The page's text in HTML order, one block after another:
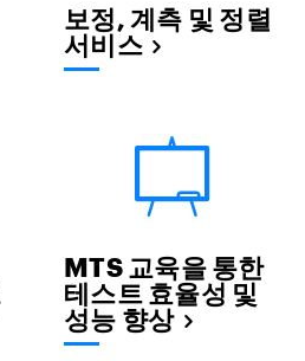
보정, 계측 및 정렬
서비스
MTS 교육을 통한
테스트 효율성 및
성능 향상